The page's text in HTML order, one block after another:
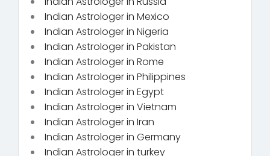
Indian Astrologer in Mexico
Indian Astrologer in Nigeria
Indian Astrologer in Pakistan
Indian Astrologer in Rome
Indian Astrologer in Philippines
Indian Astrologer in Egypt
Indian Astrologer in Vietnam
Indian Astrologer in Iran
Indian Astrologer in Germany
Indian Astrologer in turkey